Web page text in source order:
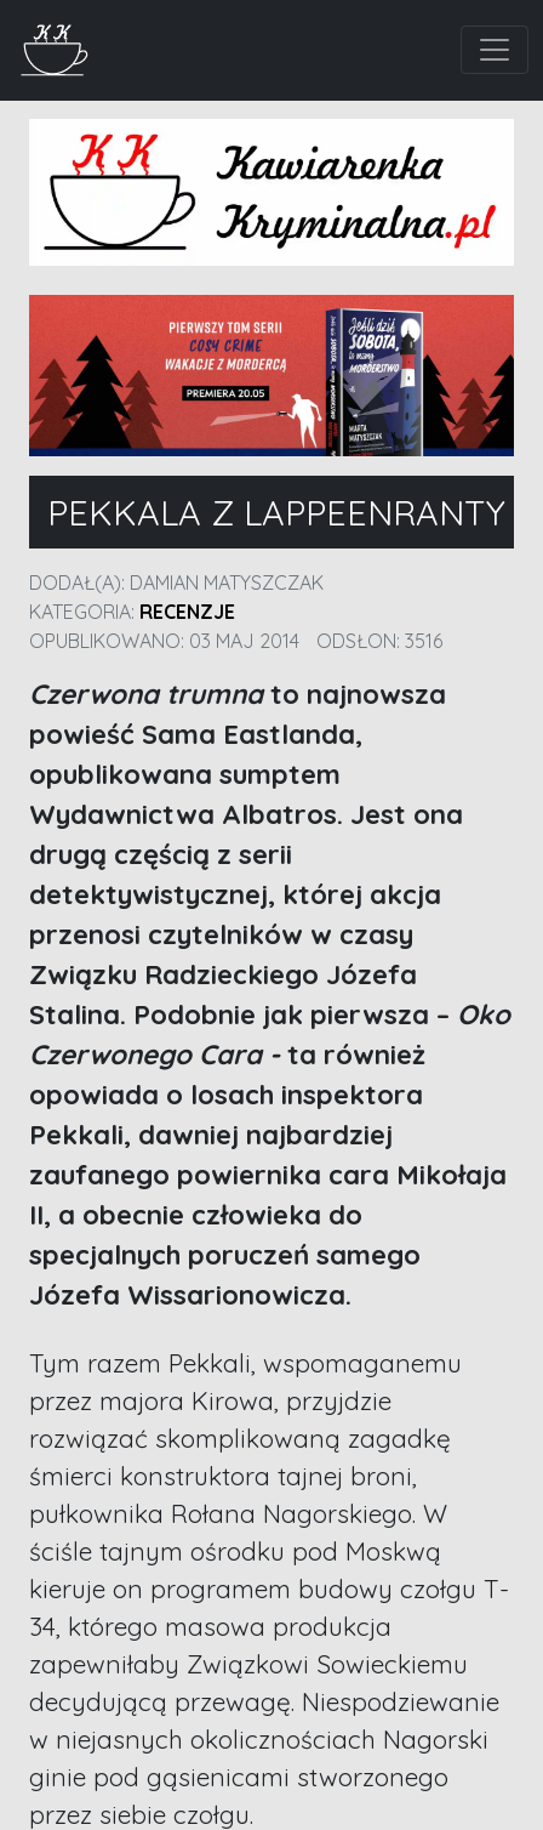
PEKKALA Z LAPPEENRANTY
DODAŁ(A): DAMIAN MATYSZCZAK
KATEGORIA: RECENZJE
OPUBLIKOWANO: 03 MAJ 2014
ODSŁON: 3516
Czerwona trumnato najnowsza
powieść Sama Eastlanda,
opublikowana sumptem
Wydawnictwa Albatros. Jest ona
drugą częścią z serii
detektywistycznej, której akcja
przenosi czytelników w czasy
Związku Radzieckiego Józefa
Stalina. Podobnie jak pierwsza – Oko
Czerwonego Cara -ta również
opowiada o losach inspektora
Pekkali, dawniej najbardziej
zaufanego powiernika cara Mikołaja
II, a obecnie człowieka do
specjalnych poruczeń samego
Józefa Wissarionowicza.
Tym razem Pekkali, wspomaganemu
przez majora Kirowa, przyjdzie
rozwiązać skomplikowaną zagadkę
śmierci konstruktora tajnej broni,
pułkownika Rołana Nagorskiego. W
ściśle tajnym ośrodku pod Moskwą
kieruje on programem budowy czołgu T-
34, którego masowa produkcja
zapewniłaby Związkowi Sowieckiemu
decydującą przewagę. Niespodziewanie
w niejasnych okolicznościach Nagorski
ginie pod gąsienicami stworzonego
przez siebie czołgu.